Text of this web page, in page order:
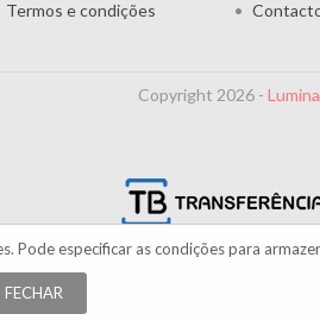
. Pode especificar as condições para
FECHAR
Termos e condições
Copyright 2026 -